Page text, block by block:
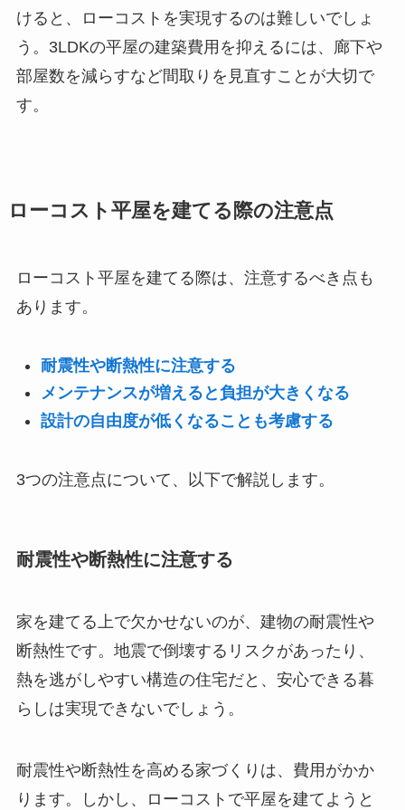
けると、ローコストを実現するのは難しいでしょ
う。3LDKの平屋の建築費用を抑えるには、廊下や
部屋数を減らすなど間取りを見直すことが大切で
す。
ローコスト平屋を建てる際の注意点
ローコスト平屋を建てる際は、注意するべき点も
あります。
耐震性や断熱性に注意する
メンテナンスが増えると負担が大きくなる
設計の自由度が低くなることも考慮する
3つの注意点について、以下で解説します。
耐震性や断熱性に注意する
家を建てる上で欠かせないのが、建物の耐震性や
断熱性です。地震で倒壊するリスクがあったり、
熱を逃がしやすい構造の住宅だと、安心できる暮
らしは実現できないでしょう。
耐震性や断熱性を高める家づくりは、費用がかか
ります。しかし、ローコストで平屋を建てようと